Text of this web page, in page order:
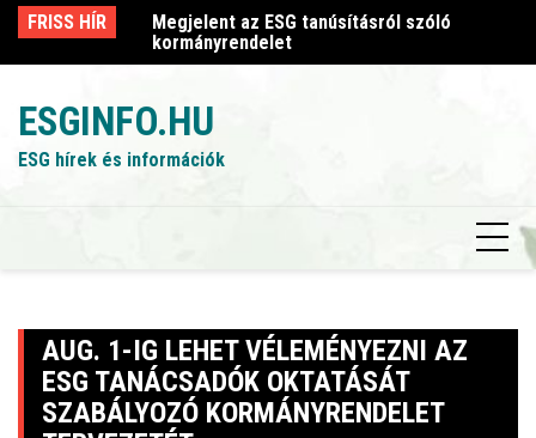
Skip
content
FRISS HÍR
szóló
Megjelent az ESG tanúsításról szóló
kormányrendelet
ESGINFO.HU
ESG hírek és információk
AUG. 1-IG LEHET VÉLEMÉNYEZNI AZ
ESG TANÁCSADÓK OKTATÁSÁT
SZABÁLYOZÓ KORMÁNYRENDELET